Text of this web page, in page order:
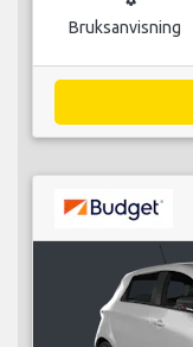
Bruksanvisning